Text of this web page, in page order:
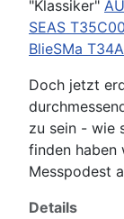
"Klassiker"
SEAS
BlieSMa
Doch jetzt
zu sein - wie
finden haben
Messpodest
Details